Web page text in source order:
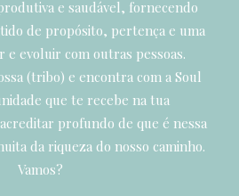
e saudável, fornecendo
de propósito, pertença e uma
e evoluir com outras pessoas.
(tribo) e encontra com a Soul
que te recebe na tua
profundo de que é nessa
da riqueza do nosso caminho.
Vamos?